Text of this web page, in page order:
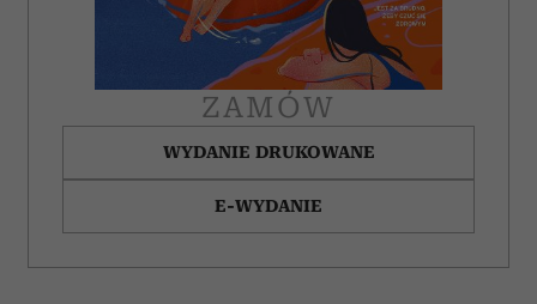
ZAMÓW
WYDANIE DRUKOWANE
E-WYDANIE